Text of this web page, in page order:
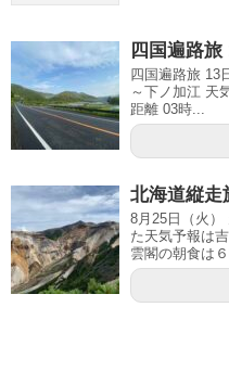
四国遍路
四国遍路旅 13
～下ノ加江 天
距離 03時...
北海道縦走
8月25日（火
た天気予報は
雲閣の朝食は